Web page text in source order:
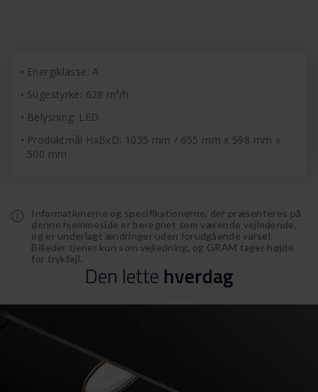
Energiklasse: A
Sugestyrke: 628 m³/h
Belysning: LED
Produktmål HxBxD: 1035 mm / 655 mm x 598 mm x
500 mm
Informationerne og specifikationerne, der præsenteres på
denne hjemmeside er beregnet som værende vejledende,
og er underlagt ændringer uden forudgående varsel.
Billeder tjener kun som vejledning, og GRAM tager højde
for trykfejl.
Den lette hverdag